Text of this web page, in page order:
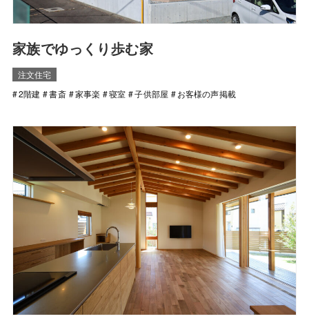
家族でゆっくり歩む家
注文住宅
2階建
書斎 家事楽 寝室 子供部屋 お客様の声掲載